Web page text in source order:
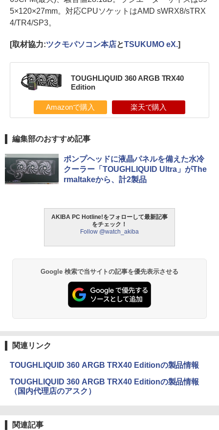
5×120×27mm。対応CPUソケットはAMD sWRX8/sTRX
4/TR4/SP3。
[取材協力:ツクモパソコン本店とTSUKUMO eX.]
TOUGHLIQUID 360 ARGB TRX40
Edition
Amazonで購入 楽天で購入
編集部のおすすめ記事
ポンプヘッドに液晶パネルを備えた水冷
クーラー「TOUGHLIQUID Ultra」がThe
rmaltakeから、計2製品
AKIBA PC Hotline!をフォローして最新記事
をチェック！
Follow @watch_akiba
Google 検索で当サイトの記事を優先表示させる
関連リンク
TOUGHLIQUID 360 ARGB TRX40 Editionの製品情報
TOUGHLIQUID 360 ARGB TRX40 Editionの製品情報
（国内代理店のアスク）
関連記事